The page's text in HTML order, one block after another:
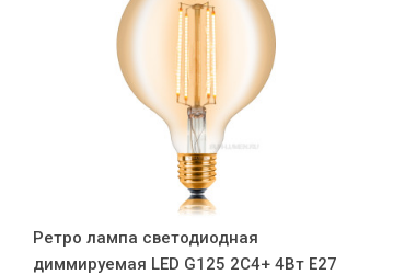
Ретро лампа светодиодная
диммируемая LED G125 2C4+ 4Вт E27